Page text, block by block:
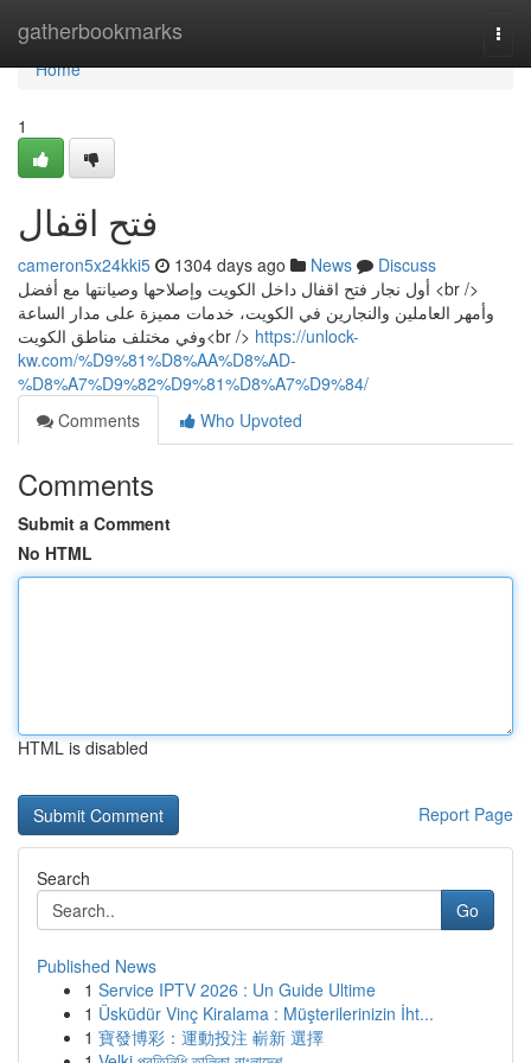
gatherbookmarks
Home
Home
1
فتح اقفال
cameron5x24kki5 1304 days ago News
Discuss
أول نجار فتح اقفال داخل الكويت وإصلاحها وصيانتها مع أفضل <br />
وأمهر العاملين والنجارين في الكويت، خدمات مميزة على مدار الساعة
وفي مختلف مناطق الكويت<br /> https://unlock-
kw.com/%D9%81%D8%AA%D8%AD-
%D8%A7%D9%82%D9%81%D8%A7%D9%84/
Comments
Who Upvoted
Comments
Submit a Comment
No HTML
HTML is disabled
Report Page
Search
Go
Published News
1 Service IPTV 2026 : Un Guide Ultime
1 Üsküdür Vinç Kiralama : Müşterilerinizin İht...
1 寶發博彩：運動投注 嶄新 選擇